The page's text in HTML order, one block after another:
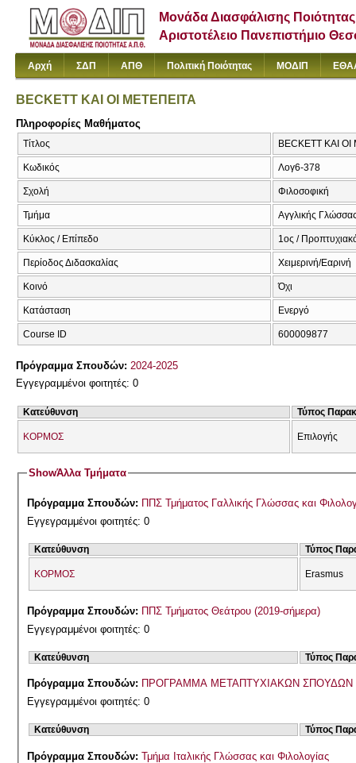
Μονάδα Διασφάλισης Ποιότητας
Αριστοτέλειο Πανεπιστήμιο
Αρχή ΣΔΠ ΑΠΘ Πολιτική Ποιότητας ΜΟΔΙΠ
BECKETT ΚΑΙ ΟΙ ΜΕΤΕΠΕΙΤΑ
Πληροφορίες Μαθήματος
Τίτλος BECKETT ΚΑΙ
Κωδικός Λογ6-378
Σχολή Φιλοσοφική
Τμήμα Αγγλικής
Κύκλος / Επίπεδο 1ος /
Περίοδος Διδασκαλίας Χειμερινή/Εαρινή
Κοινό Όχι
Κατάσταση Ενεργό
Course ID 600009877
Πρόγραμμα Σπουδών: 2024-2025
Εγγεγραμμένοι φοιτητές: 0
Κατεύθυνση Τύπος
ΚΟΡΜΟΣ Επιλογής
ShowΆλλα Τμήματα
Πρόγραμμα Σπουδών: ΠΠΣ Τμήματος Γαλλικής Γλώσσας και
Εγγεγραμμένοι φοιτητές: 0
Κατεύθυνση Τύπος
ΚΟΡΜΟΣ Erasmus
Πρόγραμμα Σπουδών: ΠΠΣ Τμήματος Θεάτρου (2019-σήμερα)
Εγγεγραμμένοι φοιτητές: 0
Κατεύθυνση Τύπος
Πρόγραμμα Σπουδών: ΠΡΟΓΡΑΜΜΑ ΜΕΤΑΠΤΥΧΙΑΚΩΝ ΣΠΟΥΔΩΝ
Εγγεγραμμένοι φοιτητές: 0
Κατεύθυνση Τύπος
Πρόγραμμα Σπουδών:Τμήμα Ιταλικής Γλώσσας και Φιλολογίας